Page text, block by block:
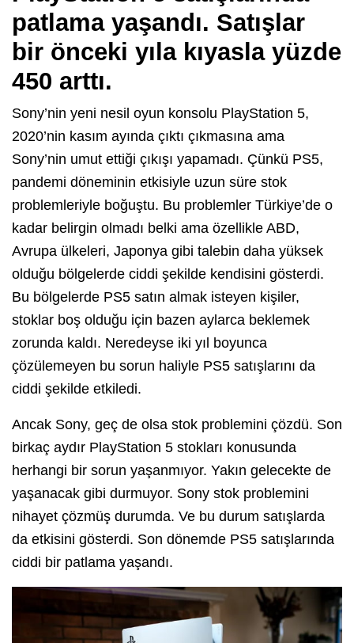
patlama yaşandı. Satışlar
bir önceki yıla kıyasla yüzde
450 arttı.
Sony’nin yeni nesil oyun konsolu PlayStation 5,
2020’nin kasım ayında çıktı çıkmasına ama
Sony’nin umut ettiği çıkışı yapamadı. Çünkü PS5,
pandemi döneminin etkisiyle uzun süre stok
problemleriyle boğuştu. Bu problemler Türkiye’de o
kadar belirgin olmadı belki ama özellikle ABD,
Avrupa ülkeleri, Japonya gibi talebin daha yüksek
olduğu bölgelerde ciddi şekilde kendisini gösterdi.
Bu bölgelerde PS5 satın almak isteyen kişiler,
stoklar boş olduğu için bazen aylarca beklemek
zorunda kaldı. Neredeyse iki yıl boyunca
çözülemeyen bu sorun haliyle PS5 satışlarını da
ciddi şekilde etkiledi.
Ancak Sony, geç de olsa stok problemini çözdü. Son
birkaç aydır PlayStation 5 stokları konusunda
herhangi bir sorun yaşanmıyor. Yakın gelecekte de
yaşanacak gibi durmuyor. Sony stok problemini
nihayet çözmüş durumda. Ve bu durum satışlarda
da etkisini gösterdi. Son dönemde PS5 satışlarında
ciddi bir patlama yaşandı.